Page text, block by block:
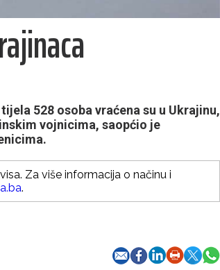
528 osoba vraćena su u Ukrajinu,
vojnicima, saopćio je
Za više informacija o načinu i
.